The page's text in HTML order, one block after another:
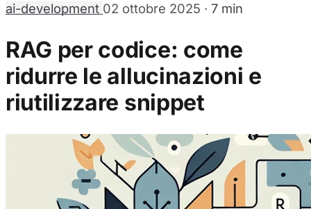
ai-development 02 ottobre 2025 · 7 min
RAG per codice: come
ridurre le allucinazioni e
riutilizzare snippet
Puoi scegliere di abilitare o disabilitare
Cookie Necessari
Sempre abilitati
Questi cookie sono essenziali per il funzionamento del
richiesta di servizi.
Cookie Analytics